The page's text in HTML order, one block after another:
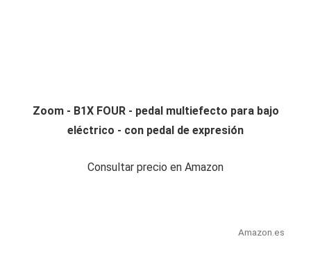
Zoom - B1X FOUR - pedal multiefecto para bajo
eléctrico - con pedal de expresión
Consultar precio en Amazon
Amazon.es